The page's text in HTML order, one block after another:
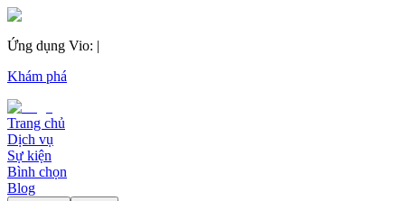
Ứng dụng Vio: |
Khám phá
Trang chủ
Dịch vụ
Sự kiện
Bình chọn
Blog